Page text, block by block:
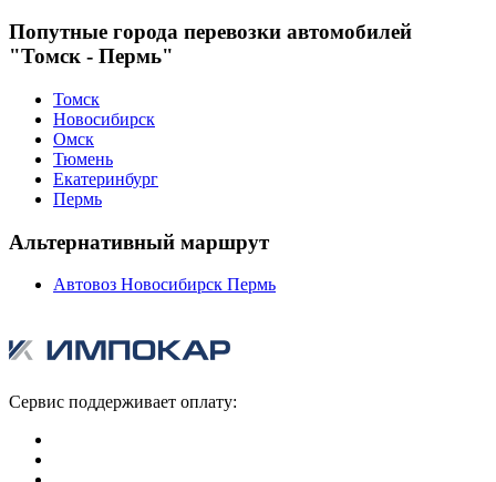
Попутные города перевозки автомобилей
"Томск - Пермь"
Томск
Новосибирск
Омск
Тюмень
Екатеринбург
Пермь
Альтернативный маршрут
Автовоз Новосибирск Пермь
Сервис поддерживает оплату: